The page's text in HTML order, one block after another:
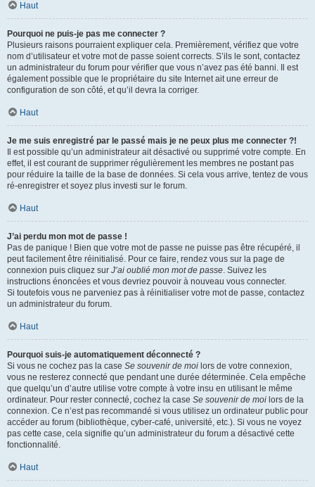
Haut
Pourquoi ne puis-je pas me connecter ?
Plusieurs raisons pourraient expliquer cela. Premièrement, vérifiez que votre
nom d’utilisateur et votre mot de passe soient corrects. S’ils le sont, contactez
un administrateur du forum pour vérifier que vous n’avez pas été banni. Il est
également possible que le propriétaire du site Internet ait une erreur de
configuration de son côté, et qu’il devra la corriger.
Haut
Je me suis enregistré par le passé mais je ne peux plus me connecter ?!
Il est possible qu’un administrateur ait désactivé ou supprimé votre compte. En
effet, il est courant de supprimer régulièrement les membres ne postant pas
pour réduire la taille de la base de données. Si cela vous arrive, tentez de vous
ré-enregistrer et soyez plus investi sur le forum.
Haut
J’ai perdu mon mot de passe !
Pas de panique ! Bien que votre mot de passe ne puisse pas être récupéré, il
peut facilement être réinitialisé. Pour ce faire, rendez vous sur la page de
connexion puis cliquez sur J’ai oublié mon mot de passe. Suivez les
instructions énoncées et vous devriez pouvoir à nouveau vous connecter.
Si toutefois vous ne parveniez pas à réinitialiser votre mot de passe, contactez
un administrateur du forum.
Haut
Pourquoi suis-je automatiquement déconnecté ?
Si vous ne cochez pas la case Se souvenir de moi lors de votre connexion,
vous ne resterez connecté que pendant une durée déterminée. Cela empêche
que quelqu’un d’autre utilise votre compte à votre insu en utilisant le même
ordinateur. Pour rester connecté, cochez la case Se souvenir de moi lors de la
connexion. Ce n’est pas recommandé si vous utilisez un ordinateur public pour
accéder au forum (bibliothèque, cyber-café, université, etc.). Si vous ne voyez
pas cette case, cela signifie qu’un administrateur du forum a désactivé cette
fonctionnalité.
Haut